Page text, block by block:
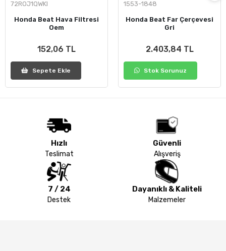
72ROJ1QWKI
Honda Beat Hava Filtresi
Oem
152,06 TL
Sepete Ekle
1553-1848
Honda Beat Far Çerçevesi
Gri
2.403,84 TL
Stok Sorunuz
Hızlı
Teslimat
Güvenli
Alışveriş
7 / 24
Destek
Dayanıklı & Kaliteli
Malzemeler